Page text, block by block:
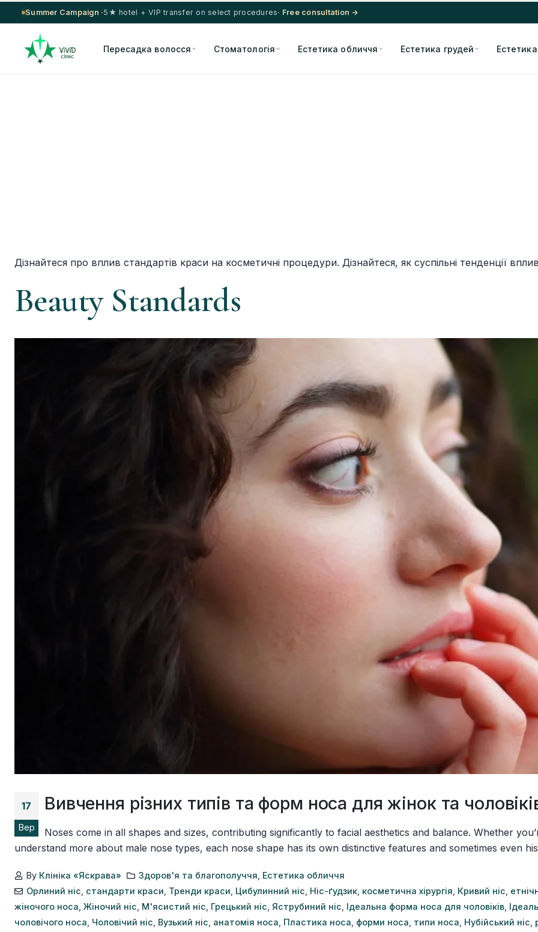
Summer Campaign ·5★ hotel + VIP transfer on select procedures· Free consultation →
Пересадка волосся Стоматологія Естетика обличчя Естетика грудей Естетика
Дізнайтеся про вплив стандартів краси на косметичні процедури. Дізнайтеся, як суспільні тенденції
Beauty Standards
17
Вер
Вивчення різних типів та форм носа для жінок та
Noses come in all shapes and sizes, contributing significantly to facial aesthetics and balance. Whether
understand more about male nose types, each nose shape has its own distinctive features and sometimes even
By Клініка «Яскрава» Здоров'я та благополуччя Естетика обличчя
Орлиний ніс стандарти краси Тренди краси Цибулинний ніс Ніс-ґудзик косметична хірургія Кривий ніс
жіночого носа Жіночий ніс М'ясистий ніс Грецький ніс Яструбиний ніс Ідеальна форма носа для чоловіків
чоловічого носа Чоловічий ніс Вузький ніс анатомія носа Пластика носа форми носа типи носа Нубійський ніс